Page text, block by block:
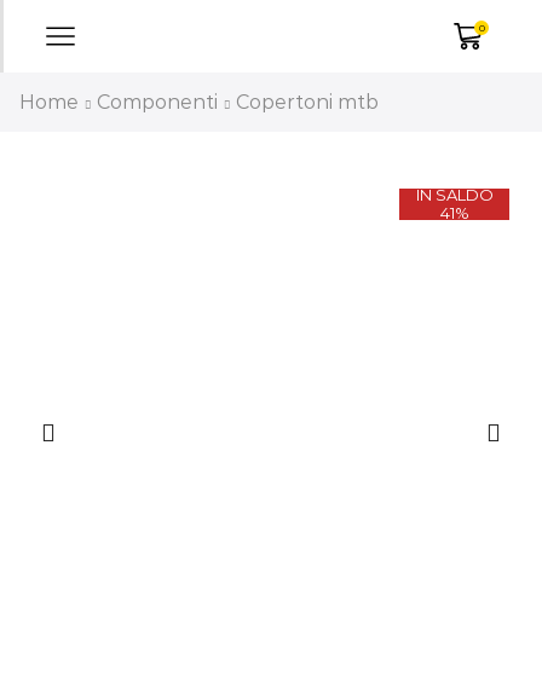
0
Home Componenti Copertoni mtb
IN SALDO
41%